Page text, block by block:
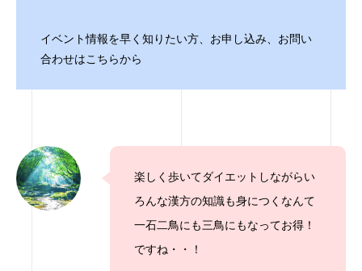
イベント情報を早く知りたい方、お申し込み、お問い
合わせはこちらから
楽しく歩いてダイエットしながらい
ろんな漢方の知識も身につくなんて
一石二鳥にも三鳥にもなってお得！
ですね・・！